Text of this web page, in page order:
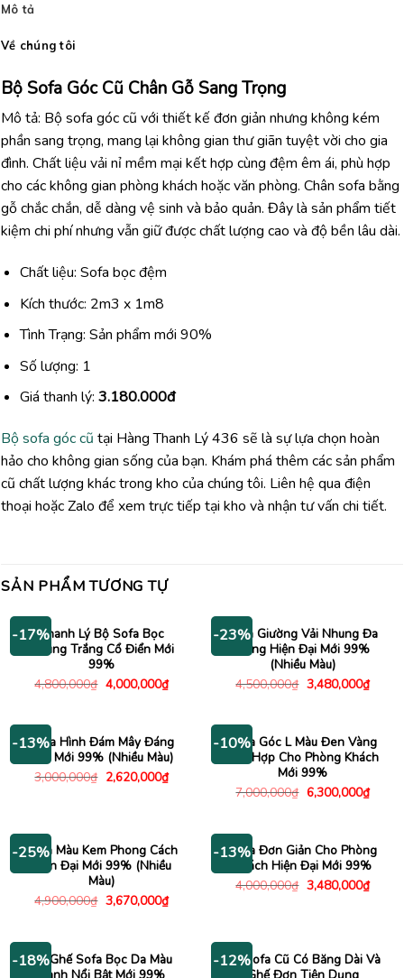
Mô tả
Về chúng tôi
Bộ Sofa Góc Cũ Chân Gỗ Sang Trọng
Mô tả: Bộ sofa góc cũ với thiết kế đơn giản nhưng không kém
phần sang trọng, mang lại không gian thư giãn tuyệt vời cho gia
đình. Chất liệu vải nỉ mềm mại kết hợp cùng đệm êm ái, phù hợp
cho các không gian phòng khách hoặc văn phòng. Chân sofa bằng
gỗ chắc chắn, dễ dàng vệ sinh và bảo quản. Đây là sản phẩm tiết
kiệm chi phí nhưng vẫn giữ được chất lượng cao và độ bền lâu dài.
Chất liệu: Sofa bọc đệm
Kích thước: 2m3 x 1m8
Tình Trạng: Sản phẩm mới 90%
Số lượng: 1
Giá thanh lý: 3.180.000đ
Bộ sofa góc cũ tại Hàng Thanh Lý 436 sẽ là sự lựa chọn hoàn
hảo cho không gian sống của bạn. Khám phá thêm các sản phẩm
cũ chất lượng khác trong kho của chúng tôi. Liên hệ qua điện
thoại hoặc Zalo để xem trực tiếp tại kho và nhận tư vấn chi tiết.
SẢN PHẨM TƯƠNG TỰ
-17%Thanh Lý Bộ Sofa Bọc
Nhung Trắng Cổ Điển Mới
99%
4,800,000₫ Giá
gốc
4,000,000₫Giá
hiện
4,000,000₫.
-23%
Sofa Giường Vải Nhung Đa
Năng Hiện Đại Mới 99%
(Nhiều Màu)
4,500,000₫ Giá
gốc
3,480,000₫Giá
hiện
-13%Sofa Hình Đám Mây Đáng
Yêu Mới 99% (Nhiều Màu)
3,000,000₫ Giá
gốc
2,620,000₫Giá
hiện
-10%
Sofa Góc L Màu Đen Vàng
Phù Hợp Cho Phòng Khách
Mới 99%
7,000,000₫ Giá
gốc
6,300,000₫Giá
hiện
-25%
Sofa Màu Kem Phong Cách
Hiện Đại Mới 99% (Nhiều
Màu)
4,900,000₫ Giá
gốc
3,670,000₫Giá
hiện
3,670,000₫.
-13%
Sofa Đơn Giản Cho Phòng
Khách Hiện Đại Mới 99%
4,000,000₫ Giá
gốc
3,480,000₫Giá
hiện
-18%Bộ Ghế Sofa Bọc Da Màu
-12%
Bộ Sofa Cũ Có Băng Dài Và